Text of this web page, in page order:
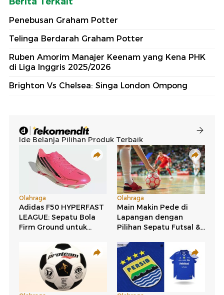
Penebusan Graham Potter
Telinga Berdarah Graham Potter
Ruben Amorim Manajer Keenam yang Kena PHK
di Liga Inggris 2025/2026
Brighton Vs Chelsea: Singa London Ompong